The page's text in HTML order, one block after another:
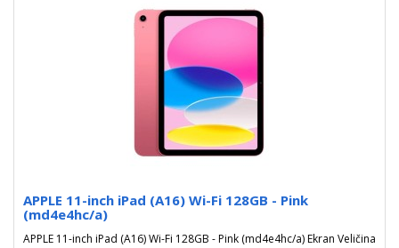
APPLE 11-inch iPad (A16) Wi-Fi 128GB - Pink
(md4e4hc/a)
APPLE 11-inch iPad (A16) Wi-Fi 128GB - Pink (md4e4hc/a) Ekran Veličina